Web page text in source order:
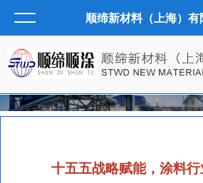
顺缔新材料（上海）有
十五五战略赋能，涂料